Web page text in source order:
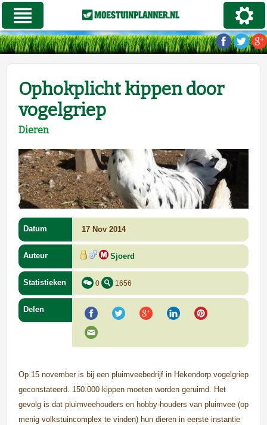
Ophokplicht kippen door
vogelgriep
Dieren
Datum 17 Nov 2014
Auteur Sjoerd
Statistieken 0 1656
Delen
Op 15 november is bij een pluimveebedrijf in Hekendorp vogelgriep
geconstateerd. 150.000 kippen moeten worden geruimd. Het
gevolg is dat pluimveehouders en hobby-houders van pluimvee (op
menig volkstuincomplex te vinden) hun dieren in eerste instantie